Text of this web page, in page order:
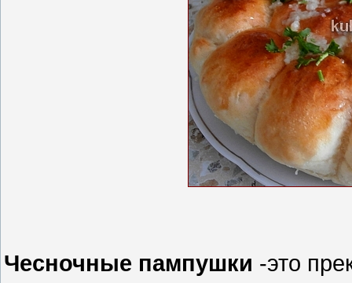
Чесночные пампушки -это